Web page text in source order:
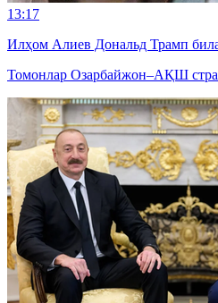
13:17
Илҳом Алиев Дональд Трамп
Томонлар Озарбайжон–АҚШ